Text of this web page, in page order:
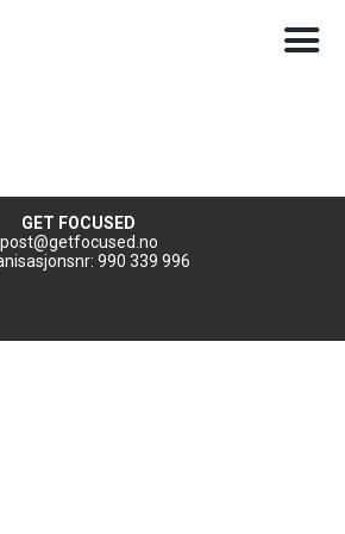
GET FOCUSED
post@getfocused.no
990 339 996